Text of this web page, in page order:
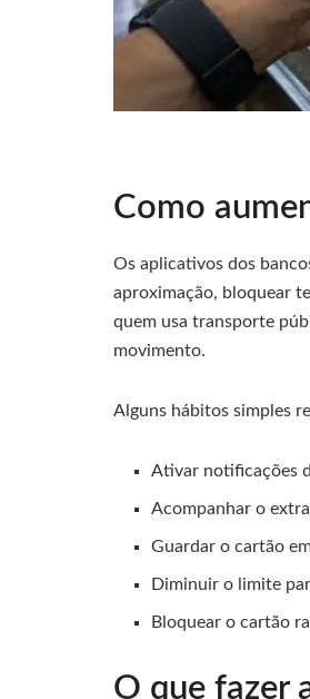
Como
Os aplicativos dos
aproximação, bloquear
quem usa transporte
movimento.
Alguns hábitos simples
Ativar notificações
Acompanhar o
Guardar o cartão
Diminuir o limite
Bloquear o cartão
O que fazer